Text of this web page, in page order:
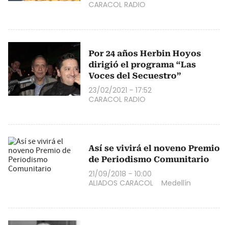
CARACOL RADIO
Por 24 años Herbin Hoyos
dirigió el programa “Las
Voces del Secuestro”
23/02/2021 - 17:52
CARACOL RADIO
Así se vivirá el noveno Premio
de Periodismo Comunitario
21/09/2018 - 10:00
ALIADOS CARACOL
Medellín